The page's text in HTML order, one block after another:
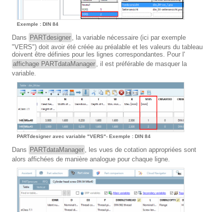
Exemple : DIN 84
Dans PARTdesigner
, la variable nécessaire (ici par exemple
"VERS") doit avoir été créée au préalable et les valeurs du tableau
doivent être définies pour les lignes correspondantes. Pour l'
affichage PARTdataManager
, il est préférable de masquer la
variable.
PARTdesigner avec variable "VERS"- Exemple : DIN 84
Dans PARTdataManager
, les vues de cotation appropriées sont
alors affichées de manière analogue pour chaque ligne.